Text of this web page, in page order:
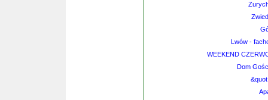
Lwów -
WEEKEND
Dom